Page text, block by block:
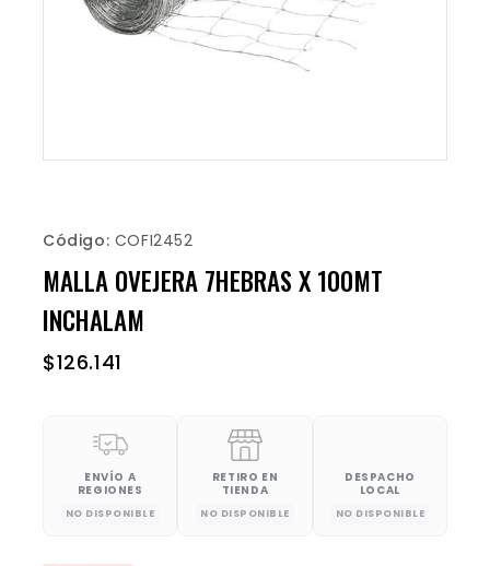
Código: COFI2452
MALLA OVEJERA 7HEBRAS X 100MT
INCHALAM
$126.141
ENVÍO A
REGIONES
NO DISPONIBLE
RETIRO EN
TIENDA
NO DISPONIBLE
DESPACHO
LOCAL
NO DISPONIBLE